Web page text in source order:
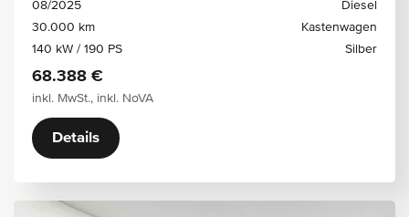
08/2025
Diesel
30.000 km
Kastenwagen
140 kW / 190 PS
Silber
68.388 €
inkl. MwSt., inkl. NoVA
Details